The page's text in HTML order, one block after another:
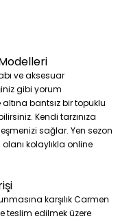
ve aksesuar
gibi yorum
bantsız bir topuklu
Kendi tarzınıza
sağlar. Yen sezon
kolaylıkla online
karşılık Carmen
teslim edilmek üzere